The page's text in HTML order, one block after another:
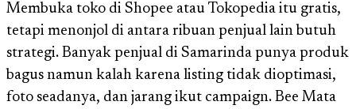
Membuka toko di Shopee atau Tokopedia itu gratis,
tetapi menonjol di antara ribuan penjual lain butuh
strategi. Banyak penjual di Samarinda punya produk
bagus namun kalah karena listing tidak dioptimasi,
foto seadanya, dan jarang ikut campaign. Bee Mata